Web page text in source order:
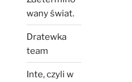
wany świat.
Dratewka
team
Inte, czyli w